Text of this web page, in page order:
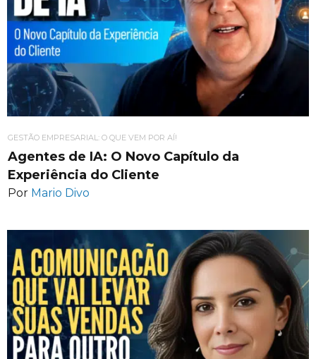
GESTÃO EMPRESARIAL: O QUE VEM POR AÍ!
Agentes de IA: O Novo Capítulo da
Experiência do Cliente
Por Mario Divo